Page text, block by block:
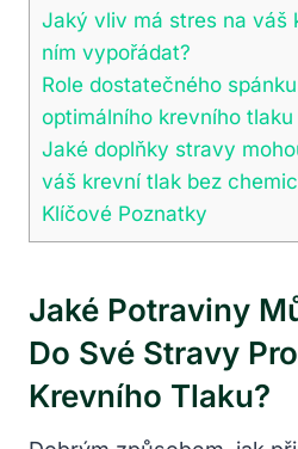
Jaký vliv ‍má stres⁤ na váš
⁣ním vypořádat?
Role dostatečného
optimálního krevního tlaku
Jaké doplňky stravy
váš krevní tlak bez
Klíčové Poznatky
Jaké Potraviny
Do Své Stravy⁣
Krevního Tlaku?